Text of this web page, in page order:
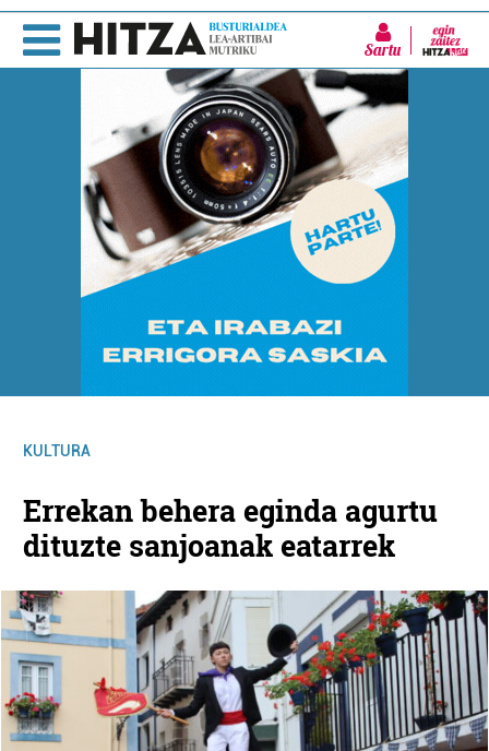
Sartu
KULTURA
Errekan behera eginda agurtu
dituzte sanjoanak eatarrek